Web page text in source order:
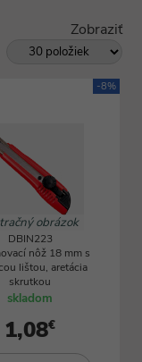
Zobraziť
-8%
obrázok
DBIN223
nôž 18 mm s
lištou, aretácia
skrutkou
skladom
1,08€